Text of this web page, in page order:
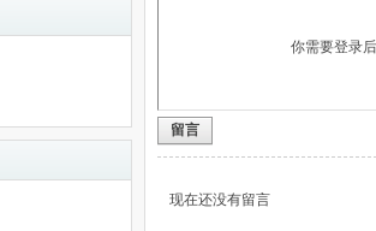
你需要登录
留言
现在还没有留言